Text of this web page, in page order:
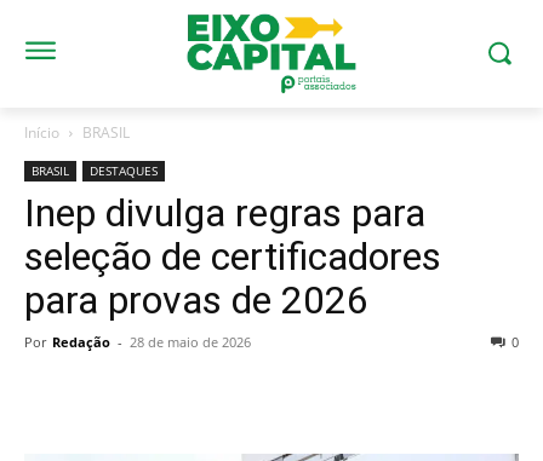
Início BRASIL
BRASIL DESTAQUES
Inep divulga regras para
seleção de certificadores
para provas de 2026
Por Redação - 28 de maio de 2026 0